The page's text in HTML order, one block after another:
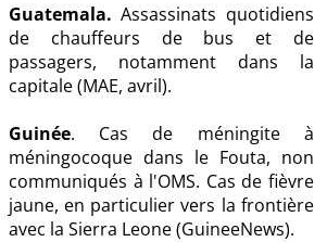
Guatemala.Assassinats quotidiens
de chauffeurs de bus et de
passagers, notamment dans la
capitale (MAE, avril).
Guinée. Cas de méningite à
méningocoque dans le Fouta, non
communiqués à l'OMS. Cas de fièvre
jaune, en particulier vers la frontière
avec la Sierra Leone (GuineeNews).